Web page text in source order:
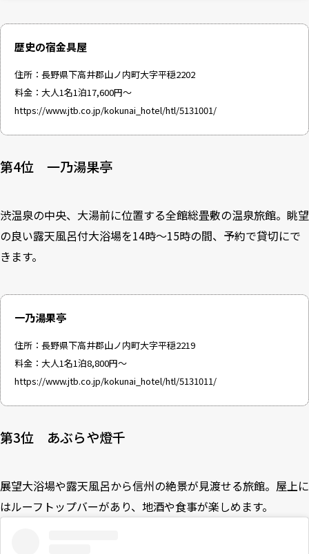
歴史の宿金具屋
住所：長野県下高井郡山ノ内町大字平穏2202
料金：大人1名1泊17,600円～
https://www.jtb.co.jp/kokunai_hotel/htl/5131001/
第4位 一乃湯果亭
渋温泉の中央、大湯前に位置する全館総畳敷の温泉旅館。眺望
の良い露天風呂付大浴場を14時～15時の間、予約で貸切にで
きます。
一乃湯果亭
住所：長野県下高井郡山ノ内町大字平穏2219
料金：大人1名1泊8,800円～
https://www.jtb.co.jp/kokunai_hotel/htl/5131011/
第3位 あぶらや燈千
展望大浴場や露天風呂から信州の絶景が見渡せる旅館。屋上に
はルーフトップバーがあり、地酒や食事が楽しめます。